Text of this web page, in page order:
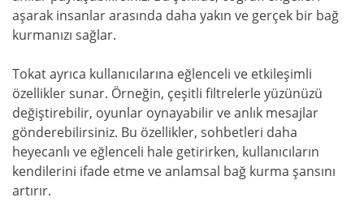
aşarak insanlar arasında daha yakın ve gerçek bir bağ
kurmanızı sağlar.
Tokat ayrıca kullanıcılarına eğlenceli ve etkileşimli
özellikler sunar. Örneğin, çeşitli filtrelerle yüzünüzü
değiştirebilir, oyunlar oynayabilir ve anlık mesajlar
gönderebilirsiniz. Bu özellikler, sohbetleri daha
heyecanlı ve eğlenceli hale getirirken, kullanıcıların
kendilerini ifade etme ve anlamsal bağ kurma şansını
artırır.